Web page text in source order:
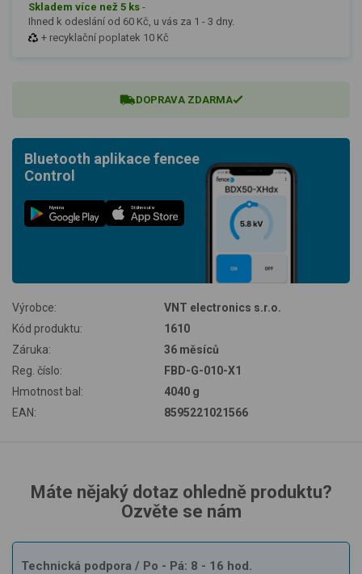
+ recyklační poplatek 10 Kč
Skladem více než 5 ks -
Ihned k odeslání od 60 Kč, u vás za 1 - 3 dny.
DOPRAVA ZDARMA
Bluetooth aplikace fencee
Control
Nyní na Stáhnout v
Výrobce:
VNT electronics s.r.o.
Kód produktu:
1610
Záruka:
36 měsíců
Reg. číslo:
FBD-G-010-X1
Hmotnost bal:
4040 g
EAN:
8595221021566
Máte nějaký dotaz ohledně produktu?
Ozvěte se nám
Technická podpora / Po - Pá: 8 - 16 hod.